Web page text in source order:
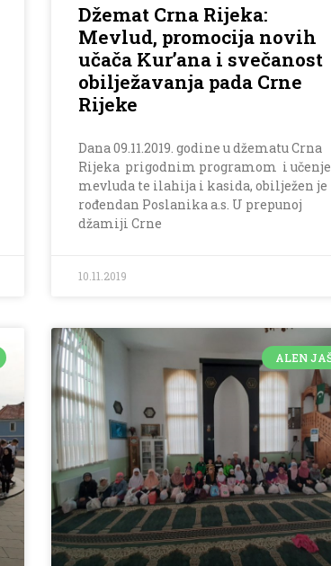
Džemat Crna Rijeka:
Mevlud, promocija novih
učača Kur’ana i svečanost
obilježavanja pada Crne
Rijeke
Dana 09.11.2019. godine u džematu Crna
Rijeka prigodnim programom i
mevluda te ilahija i kasida, obilježen je
rođendan Poslanika a.s. U prepunoj
džamiji Crne
10.11.2019
ALEN